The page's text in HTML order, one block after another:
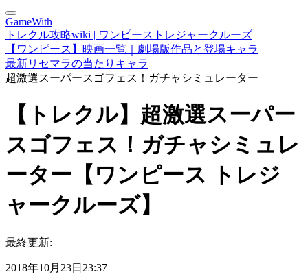
GameWith
トレクル攻略wiki | ワンピーストレジャークルーズ
【ワンピース】映画一覧｜劇場版作品と登場キャラ
最新リセマラの当たりキャラ
超激選スーパースゴフェス！ガチャシミュレーター
【トレクル】超激選スーパー
スゴフェス！ガチャシミュレ
ーター【ワンピース トレジ
ャークルーズ】
最終更新:
2018年10月23日23:37